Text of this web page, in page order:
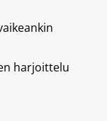
harjoittelu